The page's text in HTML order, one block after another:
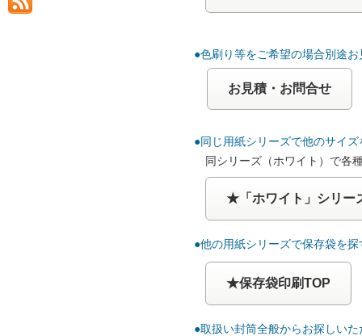
●色刷り等をご希望の場合別途
お見積・お問合せ
●同じ用紙シリーズで他のサイ
同シリーズ（ホワイト）で各
★「ホワイト」シリー
●他の用紙シリーズで保存袋を探
★保存袋印刷TOP
●取扱い封筒全般からお探しい